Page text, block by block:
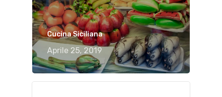
Cucina Siciliana
Aprile 25, 2019